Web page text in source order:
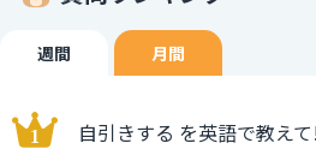
週間 月間
自引きする を英語で教え